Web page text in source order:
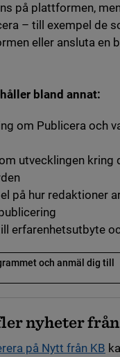
på plattformen,
– till exempel de
eller ansluta en
bland annat:
om Publicera och
utvecklingen kring
på hur redaktioner
erfarenhetsutbyte
och anmäl dig till
nyheter
på Nytt från KB